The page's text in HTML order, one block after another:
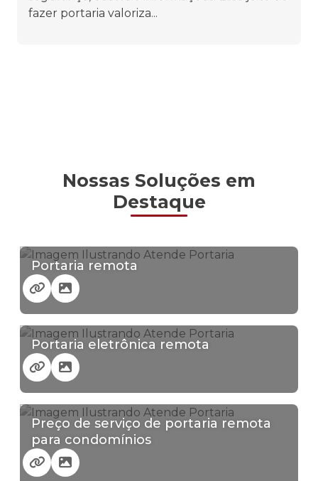
fazer portaria valoriza...
Nossas Soluções em
Destaque
Portaria remota
Portaria eletrônica remota
Preço de serviço de portaria remota
para condomínios